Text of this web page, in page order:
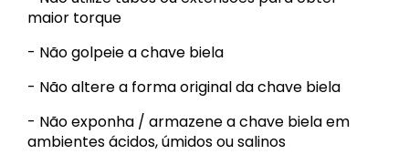
maior torque
- Não golpeie a chave biela
- Não altere a forma original da chave biela
- Não exponha / armazene a chave biela em
ambientes ácidos, úmidos ou salinos